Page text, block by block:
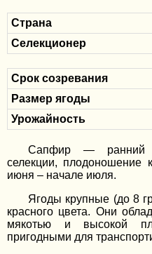
Страна
Селекционер
Срок созревания
Размер ягоды
Урожайность
Сапфир — ранний
селекции, плодоношение
июня – начале июля.
Ягоды крупные (до 8
красного цвета. Они
мякотью и высокой
пригодными для